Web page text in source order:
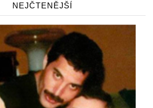
NEJČTENĚJŠÍ